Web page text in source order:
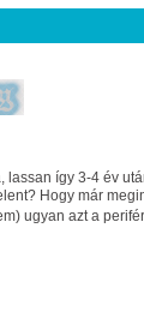
lassan így 3-4 év
Hogy már
ugyan azt a